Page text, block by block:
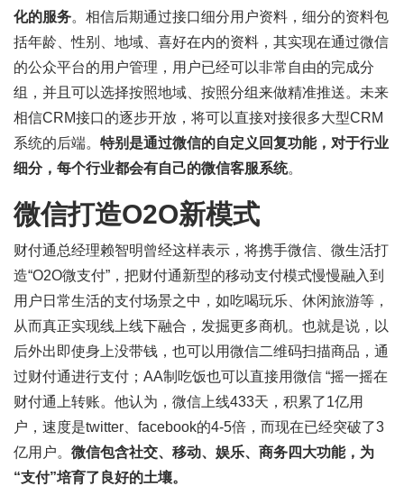
化的服务。相信后期通过接口细分用户资料，细分的资料包
括年龄、性别、地域、喜好在内的资料，其实现在通过微信
的公众平台的用户管理，用户已经可以非常自由的完成分
组，并且可以选择按照地域、按照分组来做精准推送。未来
相信CRM接口的逐步开放，将可以直接对接很多大型CRM
系统的后端。 特别是通过微信的自定义回复功能，对于行业
细分，每个行业都会有自己的微信客服系统。
微信打造O2O新模式
财付通总经理赖智明曾经这样表示，将携手微信、微生活打
造“O2O微支付”，把财付通新型的移动支付模式慢慢融入到
用户日常生活的支付场景之中，如吃喝玩乐、休闲旅游等，
从而真正实现线上线下融合，发掘更多商机。也就是说，以
后外出即使身上没带钱，也可以用微信二维码扫描商品，通
过财付通进行支付；AA制吃饭也可以直接用微信 “摇一摇在
财付通上转账。他认为，微信上线433天，积累了1亿用
户，速度是twitter、facebook的4-5倍，而现在已经突破了3
亿用户。 微信包含社交、移动、娱乐、商务四大功能，为
“支付”培育了良好的土壤。